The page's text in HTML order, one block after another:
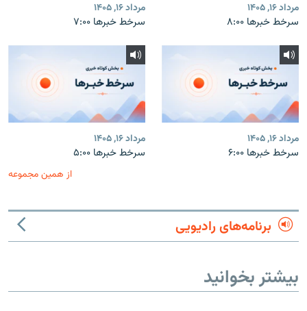
مرداد ۱۶, ۱۴۰۵
سرخط خبرها ۸:۰۰
مرداد ۱۶, ۱۴۰۵
سرخط خبرها ۷:۰۰
مرداد ۱۶, ۱۴۰۵
سرخط خبرها ۶:۰۰
مرداد ۱۶, ۱۴۰۵
سرخط خبرها ۵:۰۰
از همین مجموعه
برنامه‌های رادیویی
بیشتر بخوانید